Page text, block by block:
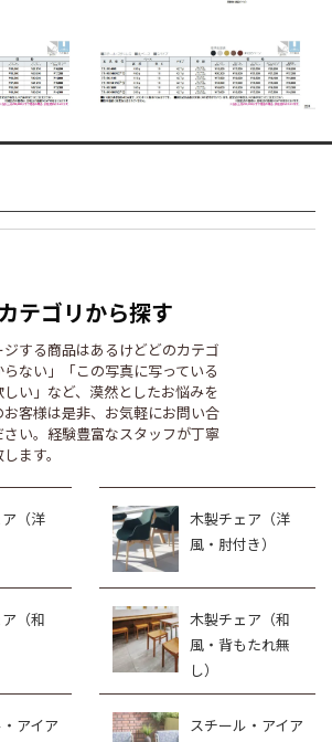
カテゴリから探す
ジする商品はあるけどどのカテゴ
らない」「この写真に写っている
しい」など、漠然としたお悩みを
お客様は是非、お気軽にお問い合
い。経験豊富なスタッフが丁寧
ます。
（洋
木製チェア（洋
風・肘付き）
（和
木製チェア（和
風・背もたれ無
し）
アイア
スチール・アイア